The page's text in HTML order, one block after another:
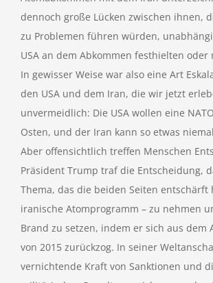
dennoch große Lücken zwischen ihnen,
zu Problemen führen würden,
USA an dem Abkommen festhielten oder
In gewisser Weise war also eine Art
den USA und dem Iran, die wir jetzt
unvermeidlich: Die USA wollen eine
Osten, und der Iran kann so etwas
Aber offensichtlich treffen Menschen
Präsident Trump traf die Entscheidung,
Thema, das die beiden Seiten entschärft
iranische Atomprogramm – zu nehmen
Brand zu setzen, indem er sich aus dem
von 2015 zurückzog. In seiner
vernichtende Kraft von Sanktionen und